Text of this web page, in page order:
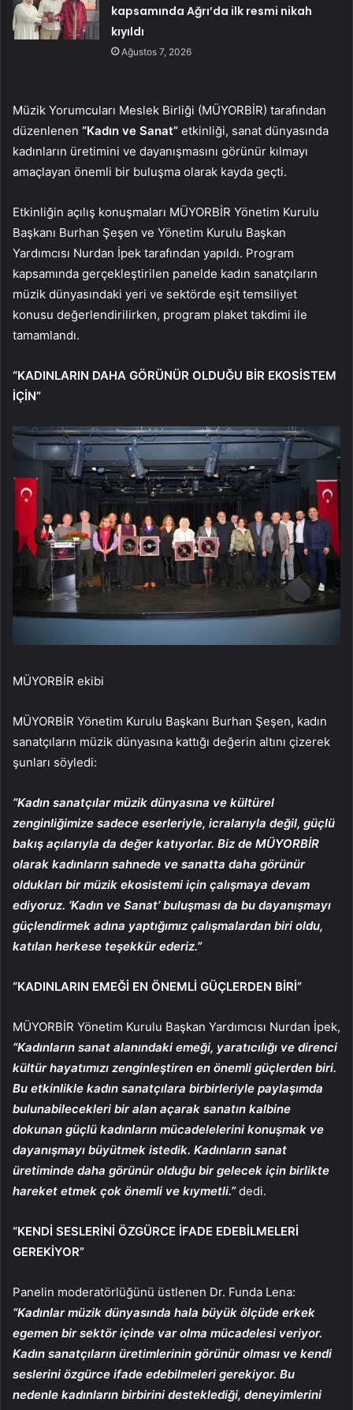
kapsamında Ağrı’da ilk resmi nikah
kıyıldı
Ağustos 7, 2026
Müzik Yorumcuları Meslek Birliği (MÜYORBİR) tarafından
düzenlenen “Kadın ve Sanat” etkinliği, sanat dünyasında
kadınların üretimini ve dayanışmasını görünür kılmayı
amaçlayan önemli bir buluşma olarak kayda geçti.
Etkinliğin açılış konuşmaları MÜYORBİR Yönetim Kurulu
Başkanı Burhan Şeşen ve Yönetim Kurulu Başkan
Yardımcısı Nurdan İpek tarafından yapıldı. Program
kapsamında gerçekleştirilen panelde kadın sanatçıların
müzik dünyasındaki yeri ve sektörde eşit temsiliyet
konusu değerlendirilirken, program plaket takdimi ile
tamamlandı.
“KADINLARIN DAHA GÖRÜNÜR OLDUĞU BİR EKOSİSTEM
İÇİN”
MÜYORBİR ekibi
MÜYORBİR Yönetim Kurulu Başkanı Burhan Şeşen, kadın
sanatçıların müzik dünyasına kattığı değerin altını çizerek
şunları söyledi:
“Kadın sanatçılar müzik dünyasına ve kültürel
zenginliğimize sadece eserleriyle, icralarıyla değil, güçlü
bakış açılarıyla da değer katıyorlar. Biz de MÜYORBİR
olarak kadınların sahnede ve sanatta daha görünür
oldukları bir müzik ekosistemi için çalışmaya devam
ediyoruz. ‘Kadın ve Sanat’ buluşması da bu dayanışmayı
güçlendirmek adına yaptığımız çalışmalardan biri oldu,
katılan herkese teşekkür ederiz.”
“KADINLARIN EMEĞİ EN ÖNEMLİ GÜÇLERDEN BİRİ”
MÜYORBİR Yönetim Kurulu Başkan Yardımcısı Nurdan İpek,
“Kadınların sanat alanındaki emeği, yaratıcılığı ve direnci
kültür hayatımızı zenginleştiren en önemli güçlerden biri.
Bu etkinlikle kadın sanatçılara birbirleriyle paylaşımda
bulunabilecekleri bir alan açarak sanatın kalbine
dokunan güçlü kadınların mücadelelerini konuşmak ve
dayanışmayı büyütmek istedik. Kadınların sanat
üretiminde daha görünür olduğu bir gelecek için birlikte
hareket etmek çok önemli ve kıymetli.”dedi.
“KENDİ SESLERİNİ ÖZGÜRCE İFADE EDEBİLMELERİ
GEREKİYOR”
Panelin moderatörlüğünü üstlenen Dr. Funda Lena:
“Kadınlar müzik dünyasında hala büyük ölçüde erkek
egemen bir sektör içinde var olma mücadelesi veriyor.
Kadın sanatçıların üretimlerinin görünür olması ve kendi
seslerini özgürce ifade edebilmeleri gerekiyor. Bu
nedenle kadınların birbirini desteklediği, deneyimlerini